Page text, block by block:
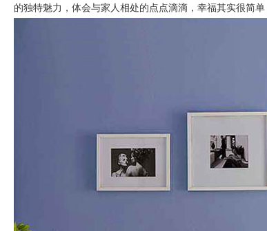
的独特魅力，体会与家人相处的点点滴滴，幸福其实很简